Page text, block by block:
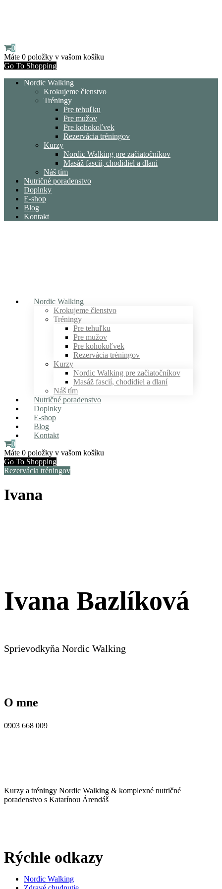
0
Máte 0 položky v vašom košíku
Go To Shopping
Nordic Walking
Krokujeme členstvo
Tréningy
Pre tehuľku
Pre mužov
Pre kohokoľvek
Rezervácia tréningov
Kurzy
Nordic Walking pre začiatočníkov
Masáž fascií, chodidiel a dlaní
Náš tím
Nutričné poradenstvo
Doplnky
E-shop
Blog
Kontakt
Nordic Walking
Krokujeme členstvo
Tréningy
Pre tehuľku
Pre mužov
Pre kohokoľvek
Rezervácia tréningov
Kurzy
Nordic Walking pre začiatočníkov
Masáž fascií, chodidiel a dlaní
Náš tím
Nutričné poradenstvo
Doplnky
E-shop
Blog
Kontakt
0
Máte 0 položky v vašom košíku
Go To Shopping
Rezervácia tréningov
Ivana
Ivana Bazlíková
Sprievodkyňa Nordic Walking
O mne
0903 668 009
Kurzy a tréningy Nordic Walking & komplexné nutričné
poradenstvo s Katarínou Árendáš
Rýchle odkazy
Nordic Walking